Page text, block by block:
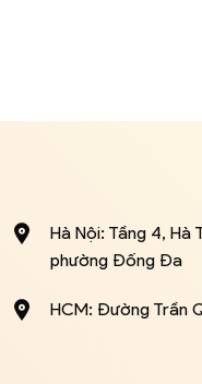
Hà Nội: Tầng 4, Hà
phường Đống Đa
HCM: Đường Trần